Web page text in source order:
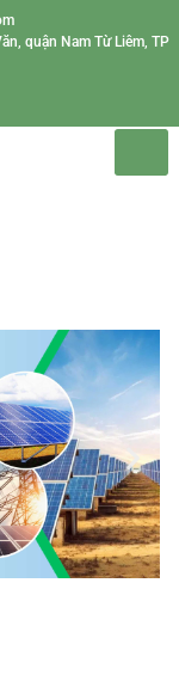
quận Nam Từ Liêm, TP